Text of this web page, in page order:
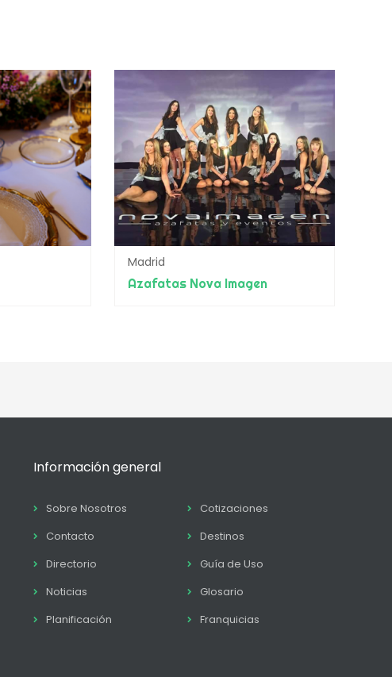
Madrid
Azafatas Nova Imagen
Información general
Sobre Nosotros
Cotizaciones
Contacto
Destinos
Directorio
Guía de Uso
Noticias
Glosario
Planificación
Franquicias